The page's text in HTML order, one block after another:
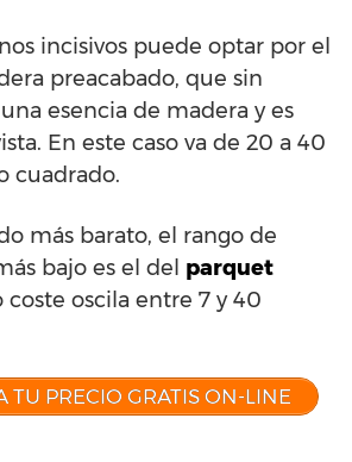
incisivos puede optar por el
preacabado, que sin
esencia de madera y es
En este caso va de 20 a 40
cuadrado.
más barato, el rango de
bajo es el del parquet
coste oscila entre 7 y 40
TU PRECIO GRATIS ON-LINE